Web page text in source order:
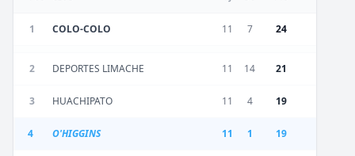
1 COLO-COLO 11 7 24
2 DEPORTES LIMACHE 11 14 21
3 HUACHIPATO 11 4 19
4 O'HIGGINS 11 1 19